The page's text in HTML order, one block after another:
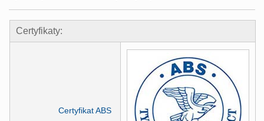
Certyfikaty:
Certyfikat ABS